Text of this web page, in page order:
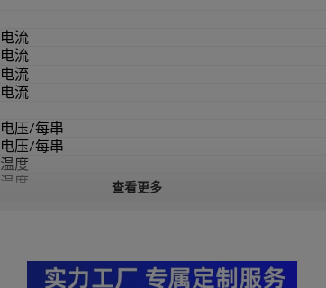
流
流
流
流
压/每串
压/每串
度
度 查看更多